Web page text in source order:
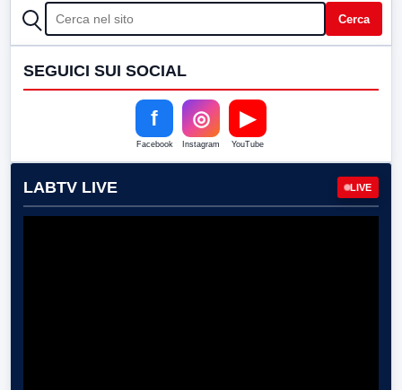
CERCA Cerca
SEGUICI SUI SOCIAL
f
Facebook
◎
Instagram
▶
YouTube
LABTV LIVE LIVE